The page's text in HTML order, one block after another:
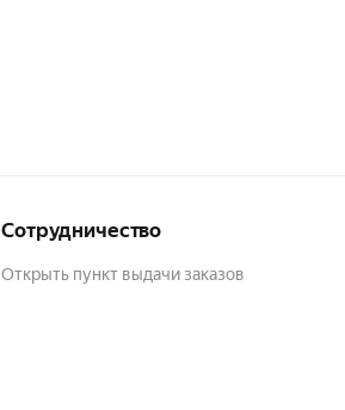
Сотрудничество
Открыть пункт выдачи заказов